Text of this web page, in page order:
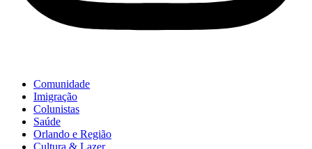
Comunidade
Imigração
Colunistas
Saúde
Orlando e Região